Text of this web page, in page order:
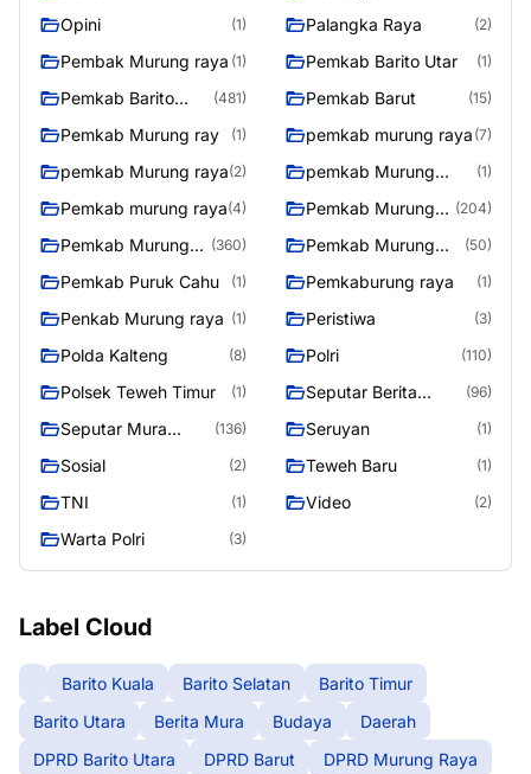
Opini (1) Palangka Raya (2)
Pembak Murung raya (1) Pemkab Barito Utar (1)
Pemkab Barito
Utara
(481) Pemkab Barut (15)
Pemkab Murung ray (1) pemkab murung raya (7)
pemkab Murung raya(2)
pemkab Murung
Raya
(1)
Pemkab murung raya(4)
Pemkab Murung
raya
(204)
Pemkab Murung
Raya
(360)
Pemkab Murung
Raya 4
(50)
Pemkab Puruk Cahu (1) Pemkaburung raya (1)
Penkab Murung raya (1) Peristiwa (3)
Polda Kalteng (8) Polri (110)
Polsek Teweh Timur (1)
Seputar Berita
Murung Raya
(96)
Seputar Mura
Seasen 2
(136) Seruyan (1)
Sosial (2) Teweh Baru (1)
TNI (1) Video (2)
Warta Polri (3)
Label Cloud
Barito Kuala Barito Selatan
Barito Timur
Barito Utara
Berita Mura Budaya
Daerah
DPRD Barito Utara
DPRD Barut
DPRD Murung Raya